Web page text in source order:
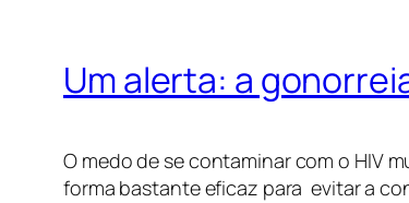
Um alerta: a
O medo de se contaminar com o HIV
forma bastante eficaz para evitar a